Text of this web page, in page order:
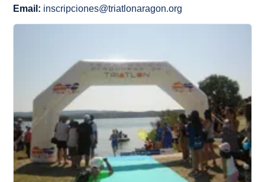
Email: inscripciones@triatlonaragon.org